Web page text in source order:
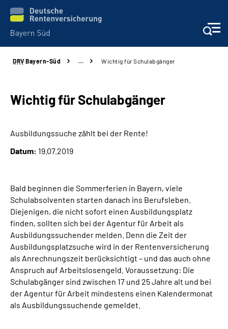
Beratung und Kontakt
Karriere
Rehaverbund
Inhalte in Gebärdensprache (DGS)
Leichte Sprache
Suche
Mein Kundenportal
DRV Bayern-Süd … Wichtig für Schulabgänger
Wichtig für Schulabgänger
Ausbildungssuche zählt bei der Rente!
Datum: 19.07.2019
Bald beginnen die Sommerferien in Bayern, viele
Schulabsolventen starten danach ins Berufsleben.
Diejenigen, die nicht sofort einen Ausbildungsplatz
finden, sollten sich bei der Agentur für Arbeit als
Ausbildungssuchender melden. Denn die Zeit der
Ausbildungsplatzsuche wird in der Rentenversicherung
als Anrechnungszeit berücksichtigt – und das auch ohne
Anspruch auf Arbeitslosengeld. Voraussetzung: Die
Schulabgänger sind zwischen 17 und 25 Jahre alt und bei
der Agentur für Arbeit mindestens einen Kalendermonat
als Ausbildungssuchende gemeldet.